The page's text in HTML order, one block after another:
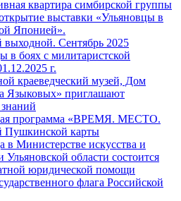
квартира симбирской группы
выставки «Ульяновцы в
Японией».
Сентябрь 2025
в боях с милитаристской
г.
краеведческий музей, Дом
Языковых» приглашают
программа «ВРЕМЯ. МЕСТО.
Пушкинской карты
в Министерстве искусства и
Ульяновской области состоится
юридической помощи
флага Российской